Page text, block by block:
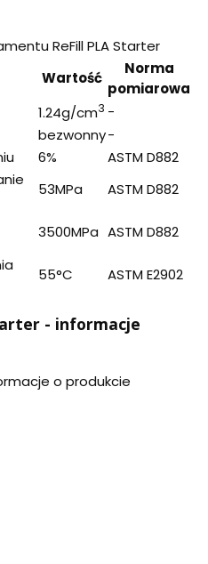
ReFill PLA Starter
Wartość
Norma
pomiarowa
1.24g/cm3 -
bezwonny-
6%
ASTM D882
53MPa
ASTM D882
3500MPa ASTM D882
55°C ASTM E2902
- informacje
o produkcie